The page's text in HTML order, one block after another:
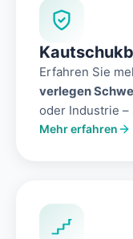
Erfahren Sie
verlegen
oder Industrie –
Mehr erfahren